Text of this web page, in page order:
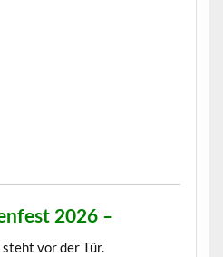
2026 –
steht vor der Tür.